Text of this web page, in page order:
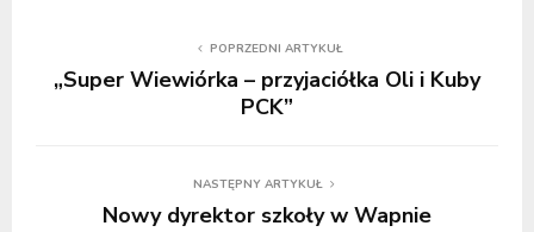
POPRZEDNI ARTYKUŁ
„Super Wiewiórka – przyjaciółka Oli i Kuby
PCK”
NASTĘPNY ARTYKUŁ
Nowy dyrektor szkoły w Wapnie